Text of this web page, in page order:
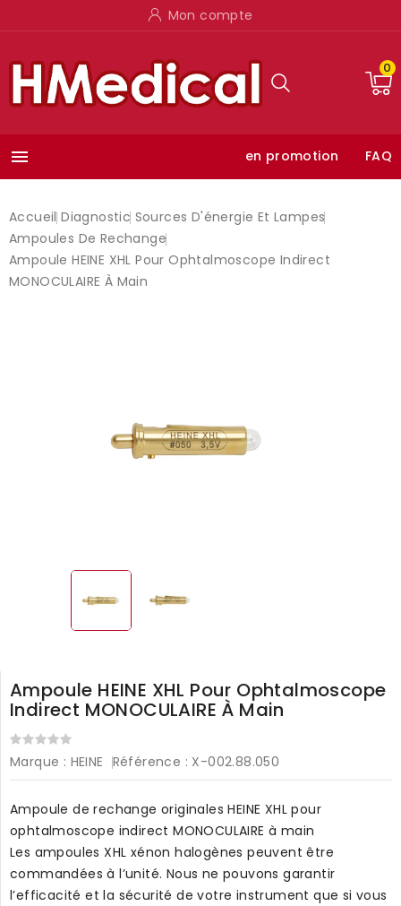
Mon compte
0
 en promotion FAQ
Accueil Diagnostic Sources D'énergie Et Lampes
Ampoules De Rechange
Ampoule HEINE XHL Pour Ophtalmoscope Indirect
MONOCULAIRE À Main
Ampoule HEINE XHL Pour Ophtalmoscope
Indirect MONOCULAIRE À Main
Marque : HEINE Référence : X-002.88.050
Ampoule de rechange originales HEINE XHL pour
ophtalmoscope indirect MONOCULAIRE à main
Les ampoules XHL xénon halogènes peuvent être
commandées à l’unité. Nous ne pouvons garantir
l’efficacité et la sécurité de votre instrument que si vous